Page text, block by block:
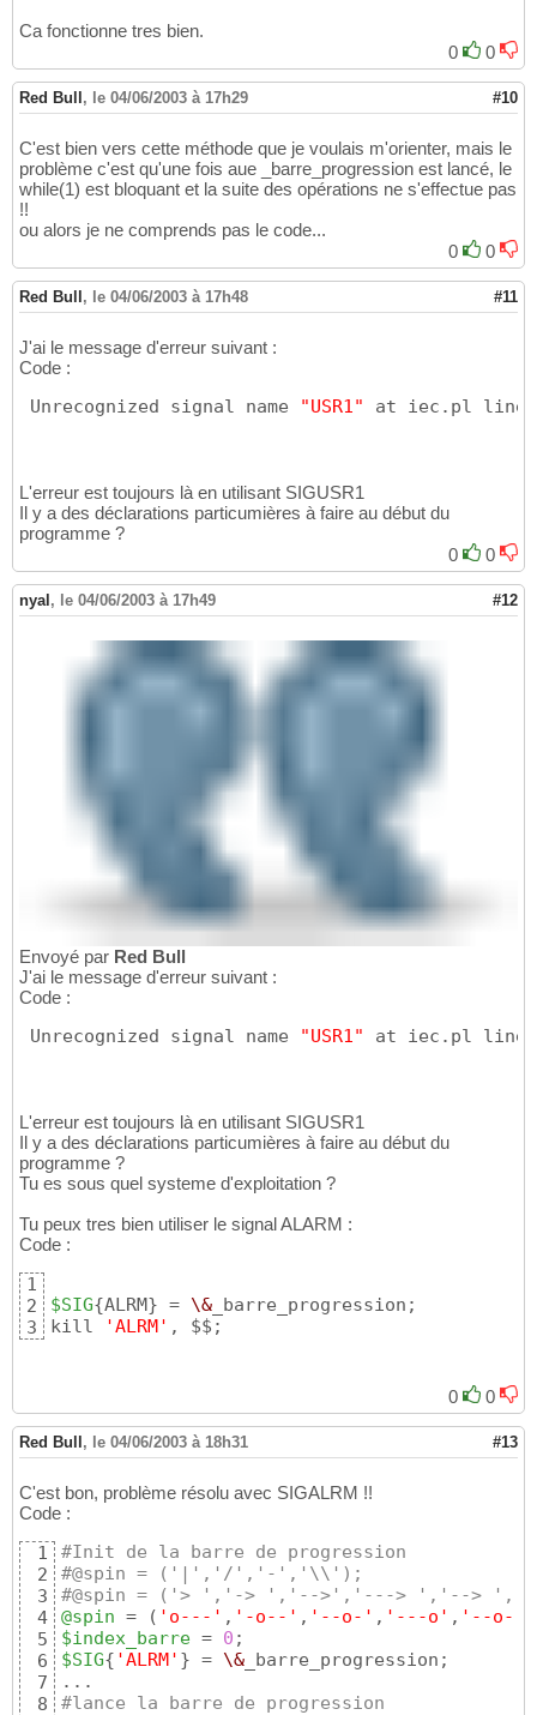
14
16
17
18
19
20
21
22
23
25
26
27
29
30
31
32
35
36
37
{
        sleep
1;
        print chr
$i = ($i+1) % scalar @spin;
$quit_func
return ;
}
}
}
sub kill_progression {
$quit_func = 1
}
our $quit_func = 0
$SIG
# $SIG{'USR2'}  =
kill 'USR1'
}
$quit_func = 1; # va killer la fonction
Ca fonctionne tres bien.
0
0
Red Bull , le 04/06/2003 à 17h29 #10
C'est bien vers cette méthode que je voulais m'orienter, mais le
problème c'est qu'une fois aue _barre_progression est lancé, le
while(1) est bloquant et la suite des opérations ne s'effectue pas
!!
ou alors je ne comprends pas le code...
0
0
Red Bull , le 04/06/2003 à 17h48 #11
J'ai le message d'erreur suivant :
Code :
Unrecognized signal name "USR1" at iec.pl line
L'erreur est toujours là en utilisant SIGUSR1
Il y a des déclarations particumières à faire au début du
programme ?
0
0
nyal , le 04/06/2003 à 17h49 #12
Envoyé par Red Bull
J'ai le message d'erreur suivant :
Code :
Unrecognized signal name "USR1" at iec.pl line
L'erreur est toujours là en utilisant SIGUSR1
Il y a des déclarations particumières à faire au début du
programme ?
Tu es sous quel systeme d'exploitation ?
Tu peux tres bien utiliser le signal ALARM :
Code :
1
2
3
$SIG{ALRM} = \& _barre_progression;
kill
'ALRM' , $$;
0 0
Red Bull, le 04/06/2003 à 18h31 #13
C'est bon, problème résolu avec SIGALRM !!
Code :
1
2
3
4
5
6
7
8
#Init de la barre de progression
#@spin = ('|','/','-','\\');
#@spin = ('> ','-> ','-->','---> ','-->
@spin = ( 'o---' , '-o--' , '--o-' , '---o' , '--o-'
$index_barre = 0
$SIG{ 'ALRM' } = \& _barre_progression;
#lance la barre de progression